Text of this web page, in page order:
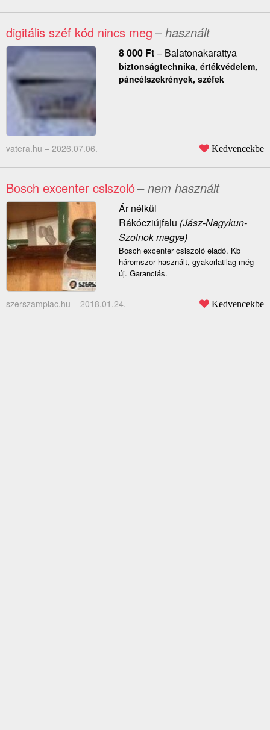
digitális széf kód nincs meg– használt
8 000 Ft– Balatonakarattya
biztonságtechnika, értékvédelem,
páncélszekrények, széfek
vatera.hu – 2026.07.06. Kedvencekbe
Bosch excenter csiszoló– nem használt
Ár nélkül
Rákócziújfalu (Jász-Nagykun-
Szolnok megye)
Bosch excenter csiszoló eladó. Kb
háromszor használt, gyakorlatilag még
új. Garanciás.
szerszampiac.hu – 2018.01.24. Kedvencekbe